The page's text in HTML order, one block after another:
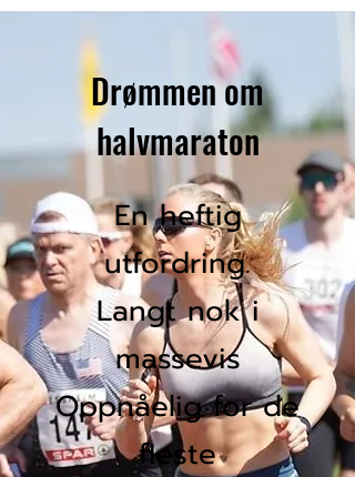
Drømmen om
halvmaraton
En heftig
utfordring.
Langt nok i
massevis
Oppnåelig for de
fleste